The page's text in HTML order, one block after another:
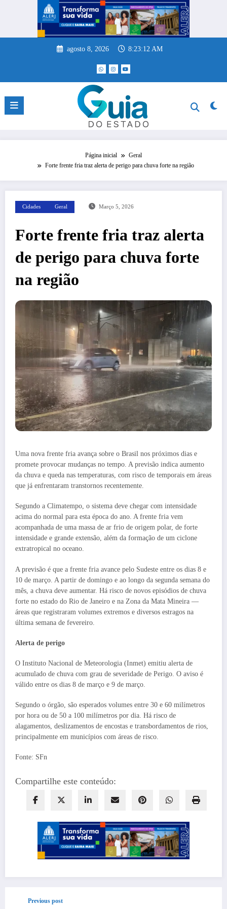
agosto 8, 2026 8:23:13 AM
Página inicial
Geral
Forte frente fria traz alerta de perigo para chuva forte na região
Cidades Geral Março 5, 2026
Forte frente fria traz alerta
de perigo para chuva forte
na região
Uma nova frente fria avança sobre o Brasil nos próximos dias e
promete provocar mudanças no tempo. A previsão indica aumento
da chuva e queda nas temperaturas, com risco de temporais em áreas
que já enfrentaram transtornos recentemente.
Segundo a Climatempo, o sistema deve chegar com intensidade
acima do normal para esta época do ano. A frente fria vem
acompanhada de uma massa de ar frio de origem polar, de forte
intensidade e grande extensão, além da formação de um ciclone
extratropical no oceano.
A previsão é que a frente fria avance pelo Sudeste entre os dias 8 e
10 de março. A partir de domingo e ao longo da segunda semana do
mês, a chuva deve aumentar. Há risco de novos episódios de chuva
forte no estado do Rio de Janeiro e na Zona da Mata Mineira —
áreas que registraram volumes extremos e diversos estragos na
última semana de fevereiro.
Alerta de perigo
O Instituto Nacional de Meteorologia (Inmet) emitiu alerta de
acumulado de chuva com grau de severidade de Perigo. O aviso é
válido entre os dias 8 de março e 9 de março.
Segundo o órgão, são esperados volumes entre 30 e 60 milímetros
por hora ou de 50 a 100 milímetros por dia. Há risco de
alagamentos, deslizamentos de encostas e transbordamentos de rios,
principalmente em municípios com áreas de risco.
Fonte: SFn
Compartilhe este conteúdo:
Previous post